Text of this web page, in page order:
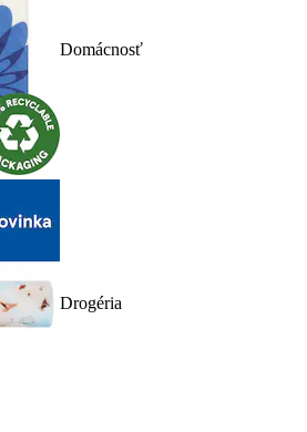
Domácnosť
Drogéria